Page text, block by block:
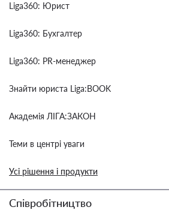
Liga360: Юрист
Liga360: Бухгалтер
Liga360: PR-менеджер
Знайти юриста Liga:BOOK
Академія ЛІГА:ЗАКОН
Теми в центрі уваги
Усі рішення і продукти
Співробітництво